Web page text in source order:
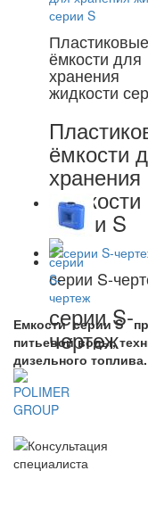
Пластиковые
ёмкости для
хранения
жидкости
ёмкости
хранения
жидкости
серии S
серии S-
серии S-
чертеж
Емкости серии S
питьевой воды,
дизельного топлива.